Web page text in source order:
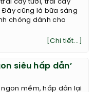
cây tươi, trái cây
Đây cũng là bữa sáng
chóng dành cho
[Chi tiết...]
siêu hấp dẫn’